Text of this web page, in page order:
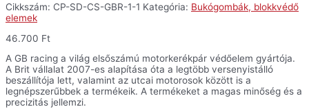
Cikkszám: CP-SD-CS-GBR-1-1 Kategória: Bukógombák, blokkvédő
elemek
46.700 Ft
A GB racing a világ elsőszámú motorkerékpár védőelem gyártója.
A Brit vállalat 2007-es alapítása óta a legtöbb versenyistálló
beszállítója lett, valamint az utcai motorosok között is a
legnépszerűbbek a termékeik. A termékeket a magas minőség és a
precizitás jellemzi.